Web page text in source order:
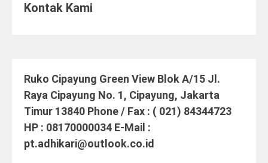
Kontak Kami
Ruko Cipayung Green View Blok A/15 Jl.
Raya Cipayung No. 1, Cipayung, Jakarta
Timur 13840 Phone / Fax : ( 021) 84344723
HP : 08170000034 E-Mail :
pt.adhikari@outlook.co.id